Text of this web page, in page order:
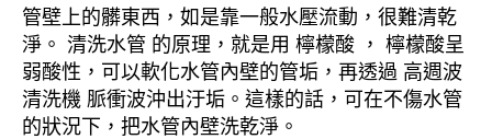
管壁上的髒東西，如是靠一般水壓流動，很難清乾
淨。 清洗水管 的原理，就是用 檸檬酸 ， 檸檬酸呈
弱酸性，可以軟化水管內壁的管垢，再透過 高週波
清洗機 脈衝波沖出汙垢。這樣的話，可在不傷水管
的狀況下，把水管內壁洗乾淨。